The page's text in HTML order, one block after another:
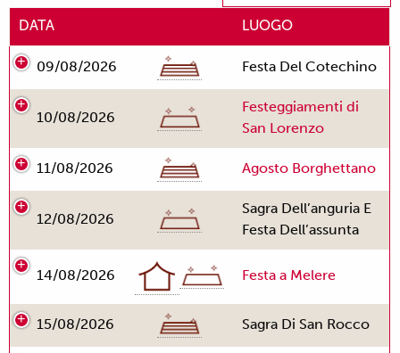
DATA LUOGO
09/08/2026 Festa Del Cotechino
10/08/2026
Festeggiamenti di
San Lorenzo
11/08/2026 Agosto Borghettano
12/08/2026
Sagra Dell’anguria E
Festa Dell’assunta
14/08/2026 Festa a Melere
15/08/2026 Sagra Di San Rocco